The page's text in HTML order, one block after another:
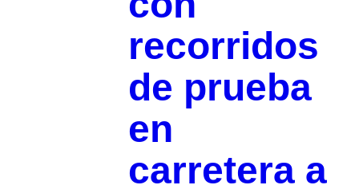
recorridos
de prueba
en
carretera a